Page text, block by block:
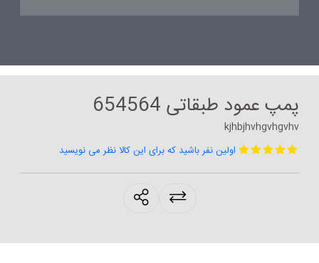
پمپ عمود طبقاتی 654564
kjhbjhvhgvhgvhv
اولین نفر باشید که برای این کالا نظر می نویسید
products.sharing